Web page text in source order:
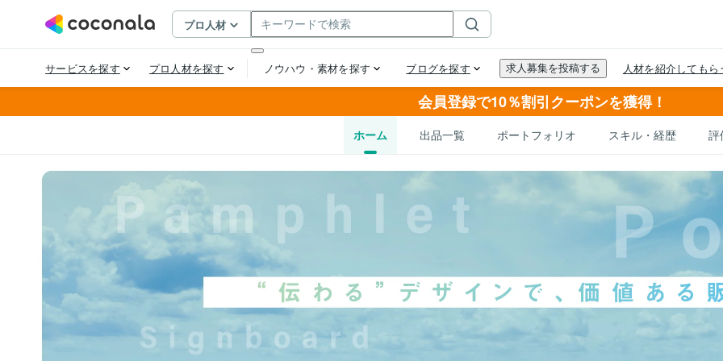
会員登録で10％割引クーポンを獲得！
ホーム 出品一覧 ポートフォリオ スキル・経歴 評